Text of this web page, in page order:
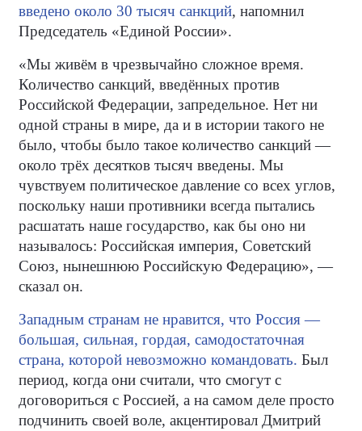
введено около 30 тысяч санкций, напомнил
Председатель «Единой России».
«Мы живём в чрезвычайно сложное время.
Количество санкций, введённых против
Российской Федерации, запредельное. Нет ни
одной страны в мире, да и в истории такого не
было, чтобы было такое количество санкций —
около трёх десятков тысяч введены. Мы
чувствуем политическое давление со всех углов,
поскольку наши противники всегда пытались
расшатать наше государство, как бы оно ни
называлось: Российская империя, Советский
Союз, нынешнюю Российскую Федерацию», —
сказал он.
Западным странам не нравится, что Россия —
большая, сильная, гордая, самодостаточная
страна, которой невозможно командовать. Был
период, когда они считали, что смогут с
договориться с Россией, а на самом деле просто
подчинить своей воле, акцентировал Дмитрий